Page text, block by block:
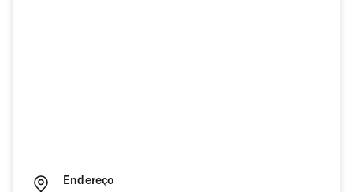
Endereço